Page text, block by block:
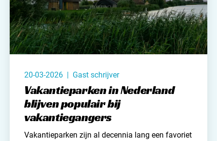
20-03-2026 | Gast schrijver
Vakantieparken in Nederland
blijven populair bij
vakantiegangers
Vakantieparken zijn al decennia lang een favoriet